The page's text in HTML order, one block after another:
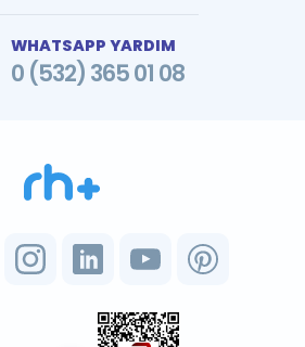
WHATSAPP YARDIM
0 (532) 365 01 08